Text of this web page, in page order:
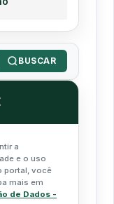
BUSCAR
a
e o uso
portal, você
mais em
de Dados -